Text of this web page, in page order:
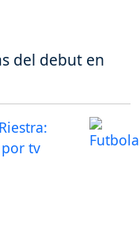
del debut en